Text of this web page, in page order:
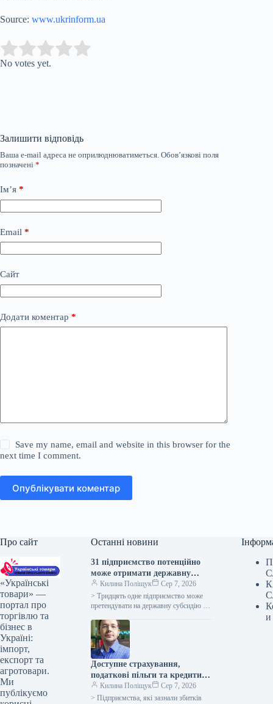
Source: www.ukrinform.ua
Rate this item:
No votes yet.
Залишити відповідь
Ваша e-mail адреса не оприлюднюватиметься. Обов’язкові поля
позначені *
Ім’я *
Email *
Сайт
Додати коментар *
Save my name, email and website in this browser for the
next time I comment.
Опублікувати коментар
Про сайт
«Українські
товари» —
портал про
торгівлю та
бізнес в
Україні:
імпорт,
експорт та
агротовари.
Ми
публікуємо
Останні новини
31 підприємство потенційно
може отримати державну
компенсацію за будівництво
тваринницьких комплексів
Килина Поліщук
Сер 7, 2026
> Тридцять одне підприємство може
претендувати на державну субсидію за
модернізації тваринницьких об’єктів,
як інформує пресслужба…
Доступне страхування,
податкові пільги та кредити
на відновлення можуть
підтримати постраждалий
Килина Поліщук
Сер 7, 2026
> Підприємства, які зазнали збитків
и